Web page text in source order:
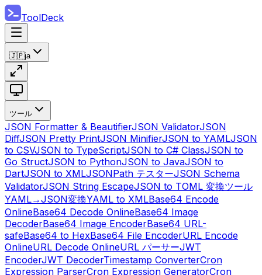
ToolDeck
🇯🇵ja
ツール
JSON Formatter & BeautifierJSON ValidatorJSON
DiffJSON Pretty PrintJSON MinifierJSON to YAMLJSON
to CSVJSON to TypeScriptJSON to C# ClassJSON to
Go StructJSON to PythonJSON to JavaJSON to
DartJSON to XMLJSONPath テスターJSON Schema
ValidatorJSON String EscapeJSON to TOML 変換ツール
YAML→JSON変換YAML to XMLBase64 Encode
OnlineBase64 Decode OnlineBase64 Image
DecoderBase64 Image EncoderBase64 URL-
safeBase64 to HexBase64 File EncoderURL Encode
OnlineURL Decode OnlineURL パーサーJWT
EncoderJWT DecoderTimestamp ConverterCron
Expression ParserCron Expression GeneratorCron